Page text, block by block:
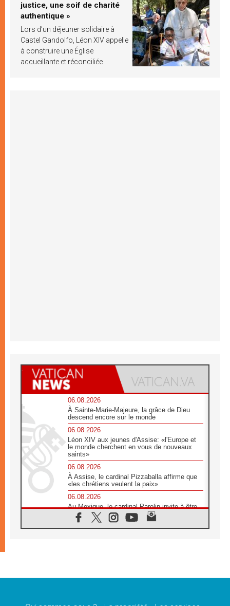
justice, une soif de charité
authentique »
Lors d’un déjeuner solidaire à
Castel Gandolfo, Léon XIV appelle
à construire une Église
accueillante et réconciliée
06.08.2026
À Sainte-Marie-Majeure, la grâce de Dieu
descend encore sur le monde
06.08.2026
Léon XIV aux jeunes d'Assise: «l'Europe et
le monde cherchent en vous de nouveaux
saints»
06.08.2026
À Assise, le cardinal Pizzaballa affirme que
«les chrétiens veulent la paix»
06.08.2026
Au Mexique, le cardinal Parolin invite à être
aux côtés des marginalisées
06.08.2026
l'espérance» affirme Mgr Tróccoli